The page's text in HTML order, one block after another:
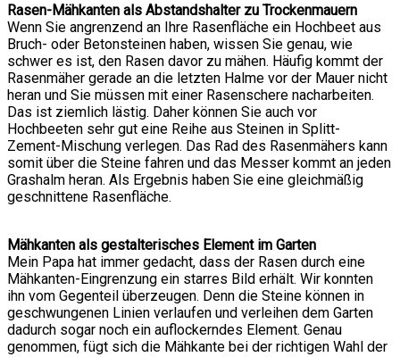
Rasen-Mähkanten als Abstandshalter zu Trockenmauern
Wenn Sie angrenzend an Ihre Rasenfläche ein Hochbeet aus
Bruch- oder Betonsteinen haben, wissen Sie genau, wie
schwer es ist, den Rasen davor zu mähen. Häufig kommt der
Rasenmäher gerade an die letzten Halme vor der Mauer nicht
heran und Sie müssen mit einer Rasenschere nacharbeiten.
Das ist ziemlich lästig. Daher können Sie auch vor
Hochbeeten sehr gut eine Reihe aus Steinen in Splitt-
Zement-Mischung verlegen. Das Rad des Rasenmähers kann
somit über die Steine fahren und das Messer kommt an jeden
Grashalm heran. Als Ergebnis haben Sie eine gleichmäßig
geschnittene Rasenfläche.
Mähkanten als gestalterisches Element im Garten
Mein Papa hat immer gedacht, dass der Rasen durch eine
Mähkanten-Eingrenzung ein starres Bild erhält. Wir konnten
ihn vom Gegenteil überzeugen. Denn die Steine können in
geschwungenen Linien verlaufen und verleihen dem Garten
dadurch sogar noch ein auflockerndes Element. Genau
genommen, fügt sich die Mähkante bei der richtigen Wahl der